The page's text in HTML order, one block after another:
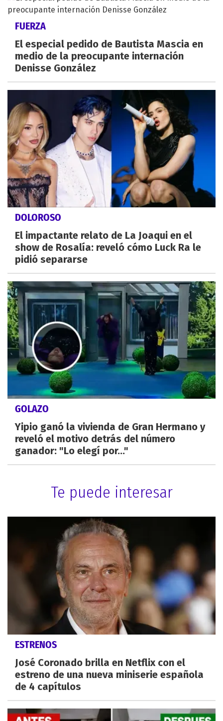
FUERZA
El especial pedido de Bautista Mascia en
medio de la preocupante internación
Denisse González
DOLOROSO
El impactante relato de La Joaqui en el
show de Rosalía: reveló cómo Luck Ra le
pidió separarse
GOLAZO
Yipio ganó la vivienda de Gran Hermano y
reveló el motivo detrás del número
ganador: "Lo elegí por..."
Te puede interesar
ESTRENOS
José Coronado brilla en Netflix con el
estreno de una nueva miniserie española
de 4 capítulos